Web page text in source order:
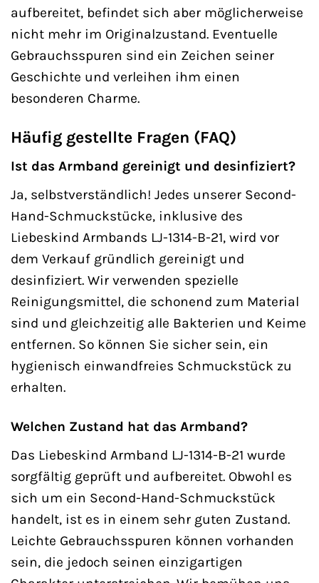
aufbereitet, befindet sich aber möglicherweise
nicht mehr im Originalzustand. Eventuelle
Gebrauchsspuren sind ein Zeichen seiner
Geschichte und verleihen ihm einen
besonderen Charme.
Häufig gestellte Fragen (FAQ)
Ist das Armband gereinigt und desinfiziert?
Ja, selbstverständlich! Jedes unserer Second-
Hand-Schmuckstücke, inklusive des
Liebeskind Armbands LJ-1314-B-21, wird vor
dem Verkauf gründlich gereinigt und
desinfiziert. Wir verwenden spezielle
Reinigungsmittel, die schonend zum Material
sind und gleichzeitig alle Bakterien und Keime
entfernen. So können Sie sicher sein, ein
hygienisch einwandfreies Schmuckstück zu
erhalten.
Welchen Zustand hat das Armband?
Das Liebeskind Armband LJ-1314-B-21 wurde
sorgfältig geprüft und aufbereitet. Obwohl es
sich um ein Second-Hand-Schmuckstück
handelt, ist es in einem sehr guten Zustand.
Leichte Gebrauchsspuren können vorhanden
sein, die jedoch seinen einzigartigen